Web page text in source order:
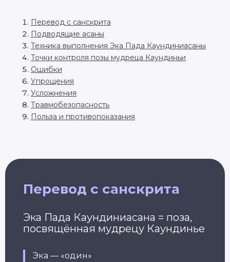
Перевод с санскрита
Подводящие асаны
Техника выполнения Эка Пада Каундиниасаны
Точки контроля позы мудреца Каундиньи
Ошибки
Упрощения
Усложнения
Травмобезопасность
Польза и противопоказания
Перевод с санскрита
Эка Пада Каундиниасана = поза,
посвящённая мудрецу Каундинье
Эка — «один»